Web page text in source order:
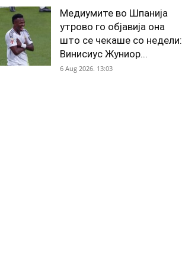
Медиумите во Шпанија
утрово го објавија она
што се чекаше со недели:
Винисиус Жуниор...
6 Aug 2026. 13:03